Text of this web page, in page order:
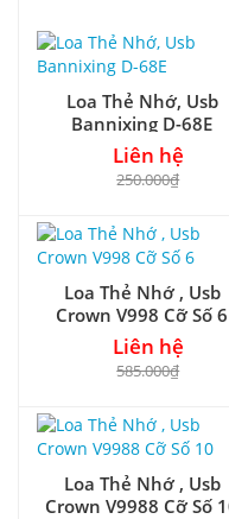
Loa Thẻ Nhớ, Usb
Bannixing D-68E
Liên hệ
250.000₫
Loa Thẻ Nhớ , Usb
Crown V998 Cỡ Số 6
Liên hệ
585.000₫
Loa Thẻ Nhớ , Usb
Crown V9988 Cỡ Số